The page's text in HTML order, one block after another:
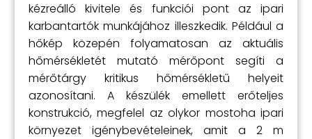
kézreálló kivitele és funkciói pont az ipari
karbantartók munkájához illeszkedik. Például a
hőkép közepén folyamatosan az aktuális
hőmérsékletét mutató mérőpont segíti a
mérőtárgy kritikus hőmérsékletű helyeit
azonosítani. A készülék emellett erőteljes
konstrukció, megfelel az olykor mostoha ipari
környezet igénybevételeinek, amit a 2 m